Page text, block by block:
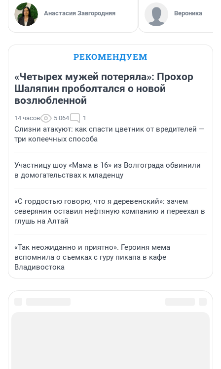
Анастасия Завгородняя Вероника
РЕКОМЕНДУЕМ
«Четырех мужей потеряла»: Прохор
Шаляпин проболтался о новой
возлюбленной
14 часов 5 064 1
Слизни атакуют: как спасти цветник от вредителей —
три копеечных способа
Участницу шоу «Мама в 16» из Волгограда обвинили
в домогательствах к младенцу
«С гордостью говорю, что я деревенский»: зачем
северянин оставил нефтяную компанию и переехал в
глушь на Алтай
«Так неожиданно и приятно». Героиня мема
вспомнила о съемках с гуру пикапа в кафе
Владивостока